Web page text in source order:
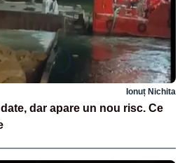
Ionuț Nichita
dar apare un nou risc. Ce